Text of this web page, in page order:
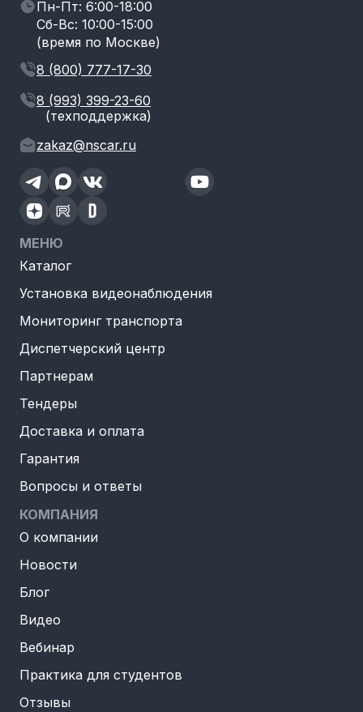
Пн-Пт: 6:00-18:00
Сб-Вс: 10:00-15:00
(время по Москве)
8 (800) 777-17-30
8 (993) 399-23-60
(техподдержка)
zakaz@nscar.ru
МЕНЮ
Каталог
Установка видеонаблюдения
Мониторинг транспорта
Диспетчерский центр
Партнерам
Тендеры
Доставка и оплата
Гарантия
Вопросы и ответы
КОМПАНИЯ
О компании
Новости
Блог
Видео
Вебинар
Практика для студентов
Отзывы